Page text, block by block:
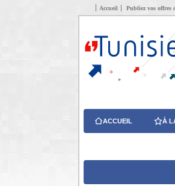
Accueil Publiez vos offres
ACCUEIL À